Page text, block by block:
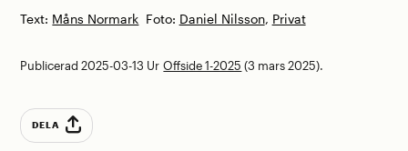
Text: Måns Normark Foto: Daniel Nilsson, Privat
Publicerad 2025-03-13 UrOffside 1-2025 (3 mars 2025).
DELA